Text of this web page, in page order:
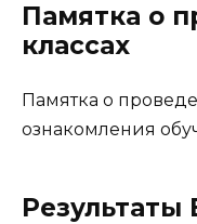
Памятка о
классах
Памятка о
ознакомления
Результаты